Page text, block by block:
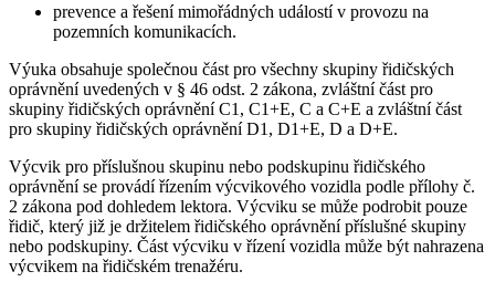
prevence a řešení mimořádných událostí v provozu na
pozemních komunikacích.
Výuka obsahuje společnou část pro všechny skupiny řidičských
oprávnění uvedených v § 46 odst. 2 zákona, zvláštní část pro
skupiny řidičských oprávnění C1, C1+E, C a C+E a zvláštní část
pro skupiny řidičských oprávnění D1, D1+E, D a D+E.
Výcvik pro příslušnou skupinu nebo podskupinu řidičského
oprávnění se provádí řízením výcvikového vozidla podle přílohy č.
2 zákona pod dohledem lektora. Výcviku se může podrobit pouze
řidič, který již je držitelem řidičského oprávnění příslušné skupiny
nebo podskupiny. Část výcviku v řízení vozidla může být nahrazena
výcvikem na řidičském trenažéru.